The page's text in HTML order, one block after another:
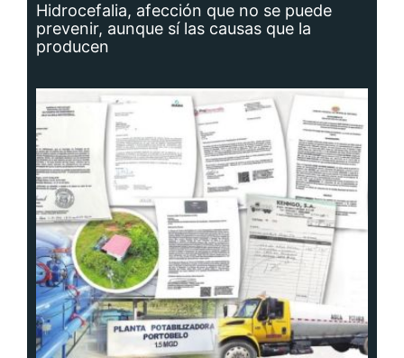
Hidrocefalia, afección que no se puede
prevenir, aunque sí las causas que la
producen